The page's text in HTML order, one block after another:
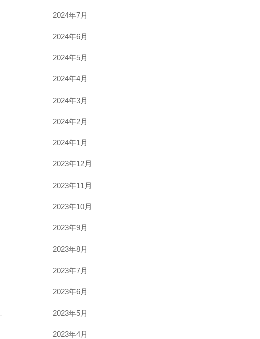
2024年7月
2024年6月
2024年5月
2024年4月
2024年3月
2024年2月
2024年1月
2023年12月
2023年11月
2023年10月
2023年9月
2023年8月
2023年7月
2023年6月
2023年5月
2023年4月